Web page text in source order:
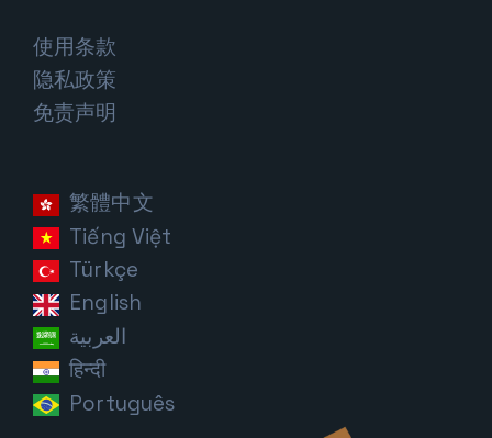
使用条款
隐私政策
免责声明
繁體中文
Tiếng Việt
Türkçe
English
العربية
हिन्दी
Português